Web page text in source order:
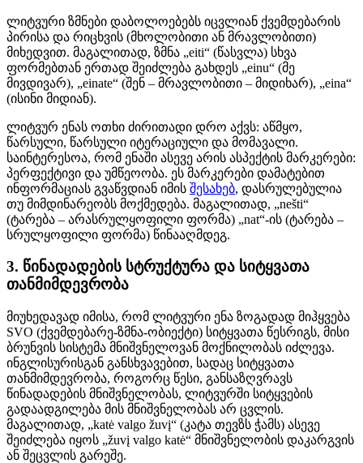
ლიტვური ზმნები დაბოლოებებს იცვლიან ქვემდებარის
პირისა და რიცხვის (მხოლობითი ან მრავლობითი)
მიხედვით. მაგალითად, ზმნა „eiti“ (წასვლა) სხვა
ფორმებთან ერთად შეიძლება გახდეს „einu“ (მე
მივდივარ), „einate“ (შენ – მრავლობითი – მიდიხარ), „eina“
(ისინი მიდიან).
ლიტვურ ენას ოთხი ძირითადი დრო აქვს: აწმყო,
წარსული, წარსული იტერაციული და მომავალი.
საინტერესოა, რომ ენაში ასევე არის ასპექტის მარკერები:
პერფექტივი და უმწეოობა. ეს მარკერები დამატებით
ინფორმაციას გვაწვდიან იმის შესახებ, დასრულებულია
თუ მიმდინარეობს მოქმედება. მაგალითად, „nešti“
(ტარება – არასრულყოფილი ფორმა) „nat“-ის (ტარება –
სრულყოფილი ფორმა) წინააღმდეგ.
3. წინადადების სტრუქტურა და სიტყვათა
თანმიმდევრობა
მიუხედავად იმისა, რომ ლიტვური ენა ზოგადად მიჰყვება
SVO (ქვემდებარე-ზმნა-ობიექტი) სიტყვათა წესრიგს, მისი
ბრუნვის სისტემა მნიშვნელოვან მოქნილობას იძლევა.
ინგლისურისგან განსხვავებით, სადაც სიტყვათა
თანმიმდევრობა, როგორც წესი, განსაზღვრავს
წინადადების მნიშვნელობას, ლიტვურში სიტყვების
გადაადგილება მის მნიშვნელობას არ ცვლის.
მაგალითად, „katė valgo žuvį“ (კატა თევზს ჭამს) ასევე
შეიძლება იყოს „žuvį valgo katė“ მნიშვნელობის დაკარგვის
ან შეცვლის გარეშე.